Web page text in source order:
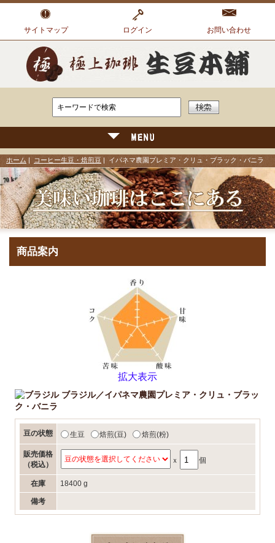
サイトマップ ログイン お問い合わせ
ホーム コーヒー生豆・焙煎豆 | イパネマ農園プレミア・クリュ・ブラック・バニラ
商品案内
拡大表示
ブラジル／イパネマ農園プレミア・クリュ・ブラッ
ク・バニラ
豆の状態 生豆 焙煎(豆) 焙煎(粉)
販売価格
（税込）
ｘ 個
在庫 18400 g
備考